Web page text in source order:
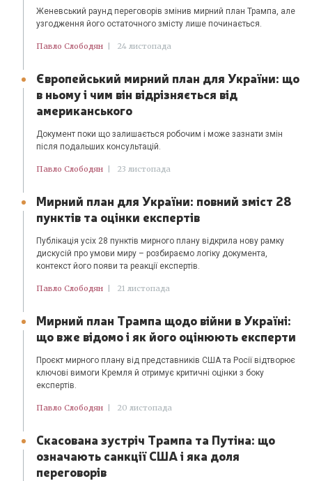
Женевський раунд переговорів змінив мирний план Трампа, але
узгодження його остаточного змісту лише починається.
Павло Слободян 24 листопада
Європейський мирний план для України: що
в ньому і чим він відрізняється від
американського
Документ поки що залишається робочим і може зазнати змін
після подальших консультацій.
Павло Слободян 23 листопада
Мирний план для України: повний зміст 28
пунктів та оцінки експертів
Публікація усіх 28 пунктів мирного плану відкрила нову рамку
дискусій про умови миру – розбираємо логіку документа,
контекст його появи та реакції експертів.
Павло Слободян 21 листопада
Мирний план Трампа щодо війни в Україні:
що вже відомо і як його оцінюють експерти
Проєкт мирного плану від представників США та Росії відтворює
ключові вимоги Кремля й отримує критичні оцінки з боку
експертів.
Павло Слободян 20 листопада
Скасована зустріч Трампа та Путіна: що
означають санкції США і яка доля
переговорів